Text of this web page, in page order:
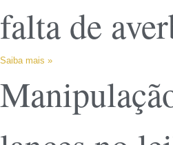
falta de
Saiba mais »